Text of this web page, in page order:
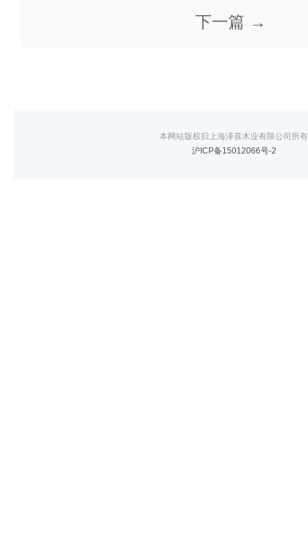
下一篇 →
本网站版权归上海泽喜木业有限公司所有
沪ICP备15012066号-2